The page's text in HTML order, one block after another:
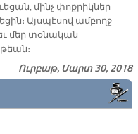
մինչ փոքրիկներ
Այսպէսով ամբողջ
մեր տօնական
Ուրբաթ, Մարտ 30, 2018